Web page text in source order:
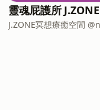
靈魂屁護所 J.ZONE
J.ZONE冥想療癒空間